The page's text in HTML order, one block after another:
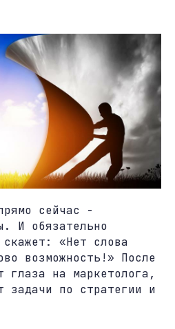
сейчас -
И обязательно
«Нет слова
возможность!» После
глаза на маркетолога,
задачи по стратегии и